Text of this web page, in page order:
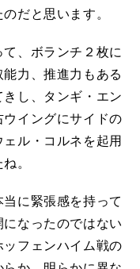
だと思います。
、ボランチ２枚に
力、推進力もある
し、タンギ・エン
イングにサイドの
ル・コルネを起用
。
に緊張感を持って
なったのではない
フェンハイム戦の